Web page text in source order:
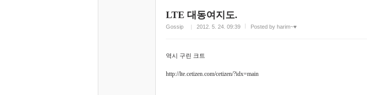
LTE 대동여지도.
Gossip 2012. 5. 24. 09:39 Posted by harim~♥
역시 구린 크트
http://lte.cetizen.com/cetizen/?idx=main